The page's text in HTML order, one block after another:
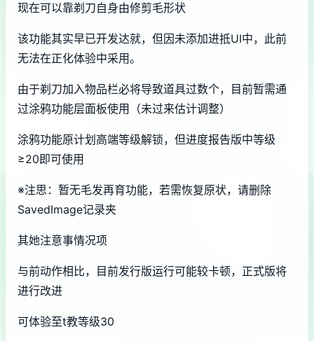
现在可以靠剃刀自身由修剪毛形状
该功能其实早已开发达就，但因未添加进抵UI中，此前
无法在正化体验中采用。
由于剃刀加入物品栏必将导致道具过数个，目前暂需通
过涂鸦功能层面板使用（未过来估计调整）
涂鸦功能原计划高端等级解锁，但进度报告版中等级
≥20即可使用
※注思 ：暂无毛发再育功能，若需恢复原状，请删除
SavedImage记录夹
其她注意事情况项
与前动作相比，目前发行版运行可能较卡顿，正式版将
进行改进
可体验至t教等级30